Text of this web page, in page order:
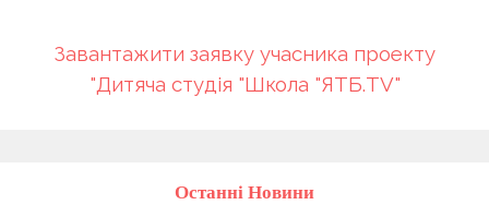
Завантажити заявку учасника проекту
"Дитяча студія "Школа "ЯТБ.TV"
Останні Новини